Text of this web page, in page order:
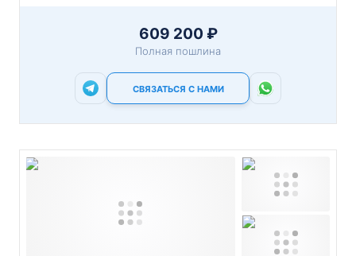
609 200 ₽
Полная пошлина
СВЯЗАТЬСЯ С НАМИ